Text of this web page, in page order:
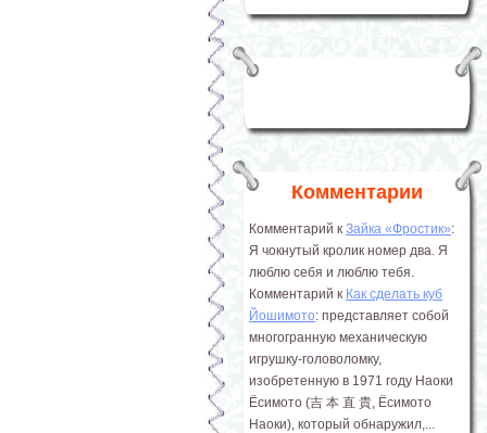
Комментарии
Комментарий к Зайка «Фростик»:
Я чокнутый кролик номер два. Я
люблю себя и люблю тебя.
Комментарий к Как сделать куб
Йошимото: представляет собой
многогранную механическую
игрушку-головоломку,
изобретенную в 1971 году Наоки
Ёсимото (吉 本 直 貴, Ёсимото
Наоки), который обнаружил,...